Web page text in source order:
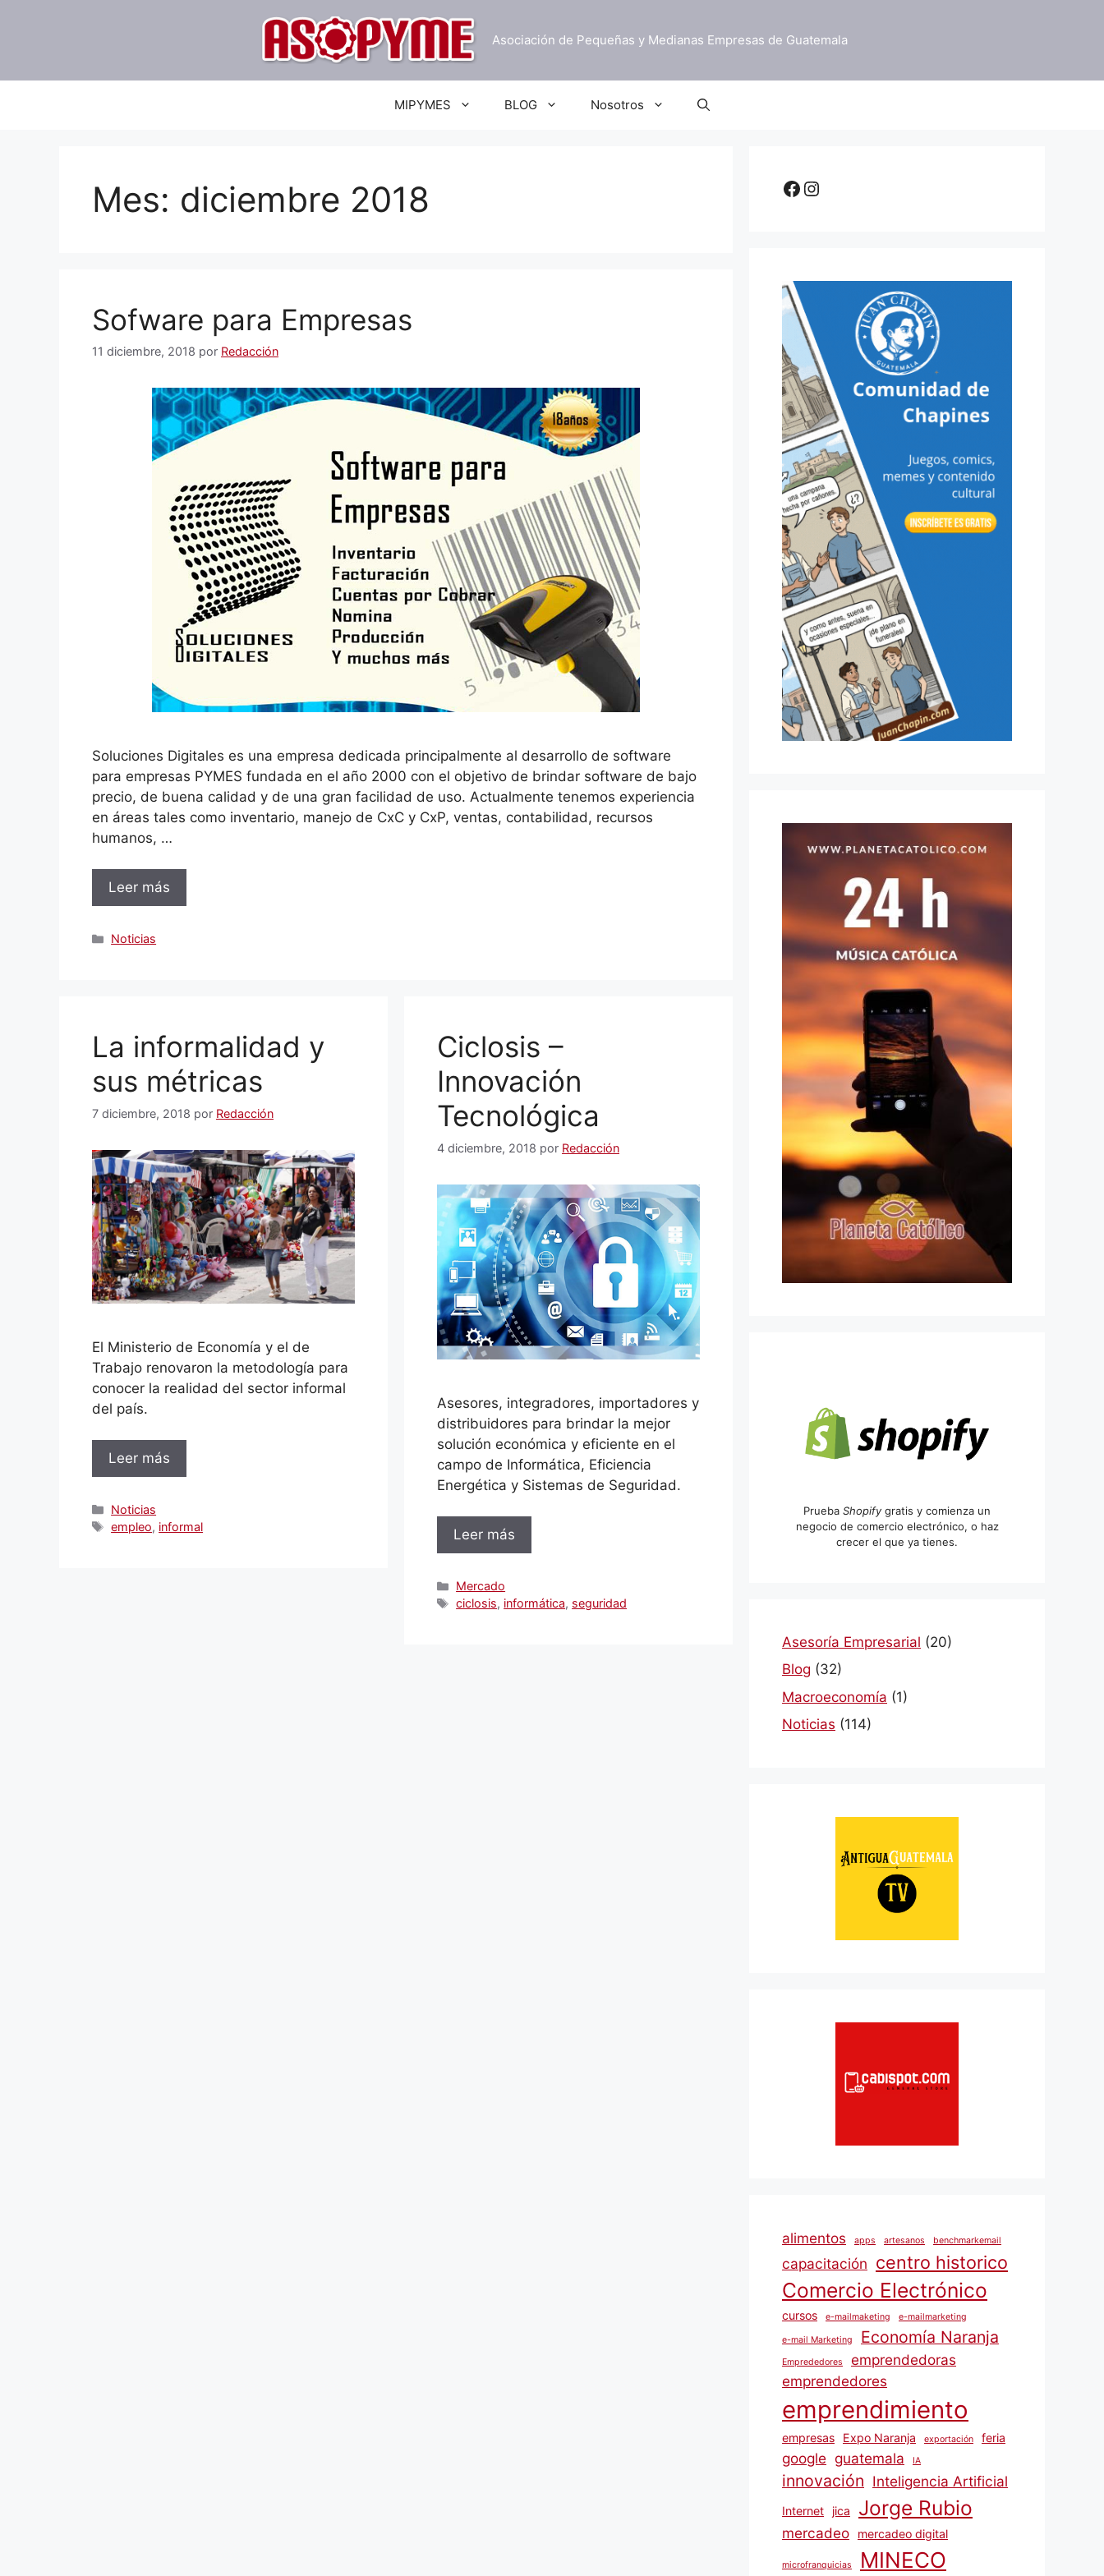
Asociación de Pequeñas y Medianas Empresas de Guatemala
MIPYMES BLOG Nosotros
Mes: diciembre 2018
Sofware para Empresas
11 diciembre, 2018 por Redacción
Soluciones Digitales es una empresa dedicada principalmente al desarrollo de software
para empresas PYMES fundada en el año 2000 con el objetivo de brindar software de bajo
precio, de buena calidad y de una gran facilidad de uso. Actualmente tenemos experiencia
en áreas tales como inventario, manejo de CxC y CxP, ventas, contabilidad, recursos
humanos, …
Leer más
Categorías
Noticias
La informalidad y
sus métricas
7 diciembre, 2018 por Redacción
El Ministerio de Economía y el de
Trabajo renovaron la metodología para
conocer la realidad del sector informal
del país.
Leer más
Categorías
Noticias
Etiquetas
empleo, informal
Ciclosis –
Innovación
Tecnológica
4 diciembre, 2018 por Redacción
Asesores, integradores, importadores y
distribuidores para brindar la mejor
solución económica y eficiente en el
campo de Informática, Eficiencia
Energética y Sistemas de Seguridad.
Leer más
Categorías
Mercado
Etiquetas
ciclosis, informática, seguridad
Facebook
Instagram
Prueba Shopifygratis y comienza un
negocio de comercio electrónico, o haz
crecer el que ya tienes.
Asesoría Empresarial (20)
Blog (32)
Macroeconomía (1)
Noticias (114)
alimentos apps artesanos benchmarkemail
capacitación centro historico
Comercio Electrónico
cursos e-mailmaketing e-mailmarketing
e-mail Marketing Economía Naranja
Emprededores
emprendedoras
emprendedores
emprendimiento
empresas Expo Naranja exportación feria
google guatemala IA
innovación Inteligencia Artificial
Internet jica Jorge Rubio
mercadeo mercadeo digital
microfranquicias MINECO